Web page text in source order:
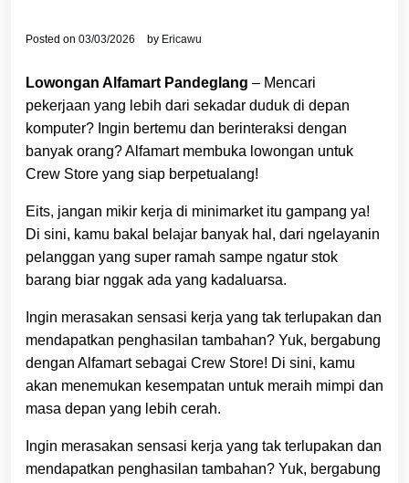
Posted on 03/03/2026 by Ericawu
Lowongan Alfamart Pandeglang – Mencari
pekerjaan yang lebih dari sekadar duduk di depan
komputer? Ingin bertemu dan berinteraksi dengan
banyak orang? Alfamart membuka lowongan untuk
Crew Store yang siap berpetualang!
Eits, jangan mikir kerja di minimarket itu gampang ya!
Di sini, kamu bakal belajar banyak hal, dari ngelayanin
pelanggan yang super ramah sampe ngatur stok
barang biar nggak ada yang kadaluarsa.
Ingin merasakan sensasi kerja yang tak terlupakan dan
mendapatkan penghasilan tambahan? Yuk, bergabung
dengan Alfamart sebagai Crew Store! Di sini, kamu
akan menemukan kesempatan untuk meraih mimpi dan
masa depan yang lebih cerah.
Ingin merasakan sensasi kerja yang tak terlupakan dan
mendapatkan penghasilan tambahan? Yuk, bergabung